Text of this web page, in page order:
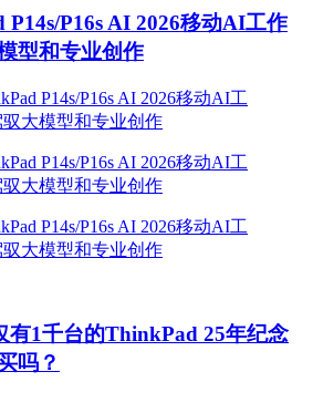
P16s AI 2026移动AI工作
型和专业创作
有1千台的ThinkPad 25年纪念
吗？